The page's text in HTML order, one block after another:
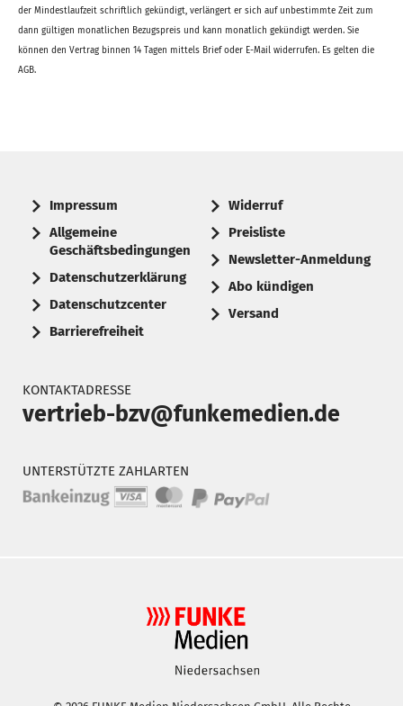
der Mindestlaufzeit schriftlich gekündigt, verlängert er sich auf unbestimmte Zeit zum
dann gültigen monatlichen Bezugspreis und kann monatlich gekündigt werden. Sie
können den Vertrag binnen 14 Tagen mittels Brief oder E-Mail widerrufen. Es gelten die
AGB.
Impressum
Allgemeine
Geschäftsbedingungen
Datenschutzerklärung
Datenschutzcenter
Barrierefreiheit
Widerruf
Preisliste
Newsletter-Anmeldung
Abo kündigen
Versand
KONTAKTADRESSE
vertrieb-bzv@funkemedien.de
UNTERSTÜTZTE ZAHLARTEN